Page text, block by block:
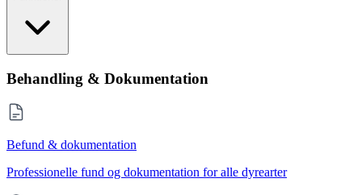
Behandling & Dokumentation
Befund & dokumentation
Professionelle fund og dokumentation for alle dyrearter